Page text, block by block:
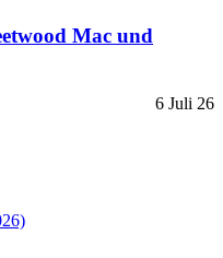
Mac und
6 Juli 26